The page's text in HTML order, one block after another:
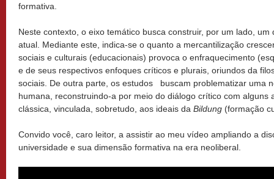
formativa.
Neste contexto, o eixo temático busca construir, por um lado,
atual. Mediante este, indica-se o quanto a mercantilização
sociais e culturais (educacionais) provoca o enfraquecimento
e de seus respectivos enfoques críticos e plurais, oriundos da
sociais. De outra parte, os estudos buscam problematizar uma
humana, reconstruindo-a por meio do diálogo crítico com alguns
clássica, vinculada, sobretudo, aos ideais da Bildung (formação
Convido você, caro leitor, a assistir ao meu vídeo ampliando a
universidade e sua dimensão formativa na era neoliberal.